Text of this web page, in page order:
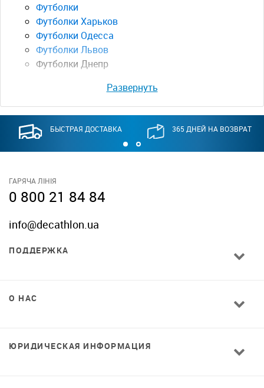
Футболки
Футболки Харьков
Футболки Одесса
Футболки Львов
Футболки Днепр
Развернуть
БЫСТРАЯ ДОСТАВКА 365 ДНЕЙ НА ВОЗВРАТ
ГАРЯЧА ЛІНІЯ
0 800 21 84 84
info@decathlon.ua
ПОДДЕРЖКА
О НАС
ЮРИДИЧЕСКАЯ ИНФОРМАЦИЯ